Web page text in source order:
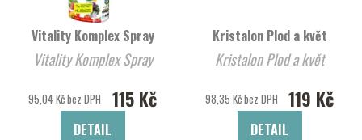
Vitality Komplex Spray
Vitality Komplex Spray
95,04 Kč bez DPH 115 Kč
DETAIL
Kristalon Plod a květ
Kristalon Plod a květ
98,35 Kč bez DPH 119 Kč
DETAIL